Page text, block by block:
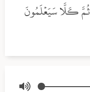
مُخۡتَلِفُونَ ٣ كـَلَّا سَيَعۡلَمُونَ ٤ ثُمَّ كـَلَّا سَيَعۡلَمُونَ